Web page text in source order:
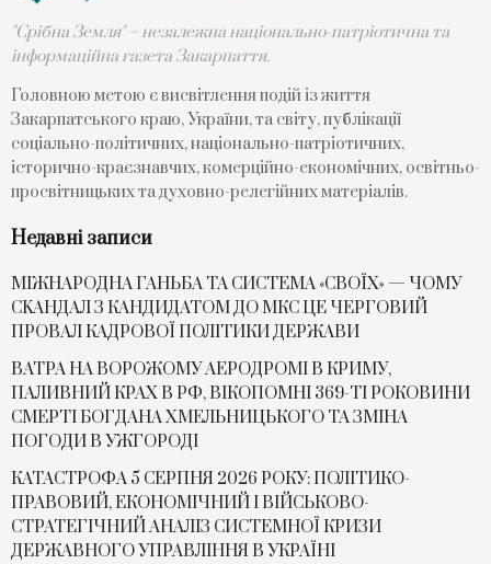
"Срібна Земля" – незалежна національно-патріотична та
інформаційна газета Закарпаття.
Головною метою є висвітлення подій із життя
Закарпатського краю, України, та світу, публікації
соціально-політичних, національно-патріотичних,
історично-краєзнавчих, комерційно-економічних, освітньо-
просвітницьких та духовно-релегійних матеріалів.
Недавні записи
МІЖНАРОДНА ГАНЬБА ТА СИСТЕМА «СВОЇХ» — ЧОМУ
СKАНДАЛ З КАНДИДАТОМ ДО МКС ЦЕ ЧЕРГОВИЙ
ПРОВАЛ КАДРОВОЇ ПОЛІТИКИ ДЕРЖАВИ
ВАТРА НА ВОРОЖОМУ АЕРОДРОМІ В КРИМУ,
ПАЛИВНИЙ КРАХ В РФ, ВІКОПОМНІ 369-ТІ РОКОВИНИ
СМЕРТІ БОГДАНА ХМЕЛЬНИЦЬКОГО ТА ЗМІНА
ПОГОДИ В УЖГОРОДІ
КАТАСТРОФА 5 СЕРПНЯ 2026 РОКУ: ПОЛІТИКО-
ПРАВОВИЙ, ЕКОНОМІЧНИЙ І ВІЙСЬКОВО-
СТРАТЕГІЧНИЙ АНАЛІЗ СИСТЕМНОЇ КРИЗИ
ДЕРЖАВНОГО УПРАВЛІННЯ В УКРАЇНІ